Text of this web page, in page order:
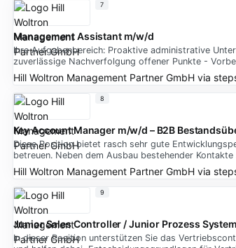
Management Assistant m/w/d
Ihre Aufgabenbereich: Proaktive administrative
zuverlässige Nachverfolgung offener Punkte -
Hill Woltron Management Partner GmbHvia
7
Key Account Manager m/w/d – B2B
Diese Position bietet rasch sehr gute
betreuen. Neben dem Ausbau bestehender
Hill Woltron Management Partner GmbHvia
8
Junior Sales Controller / Junior Prozess
In dieser Position unterstützen Sie das
9